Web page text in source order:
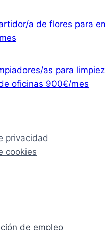
a de flores para
as para
oficinas 900€/mes
privacidad
cookies
de empleo